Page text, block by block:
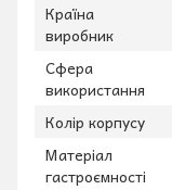
Країна
виробник
Сфера
використання
Колір корпусу
Матеріал
гастроємності